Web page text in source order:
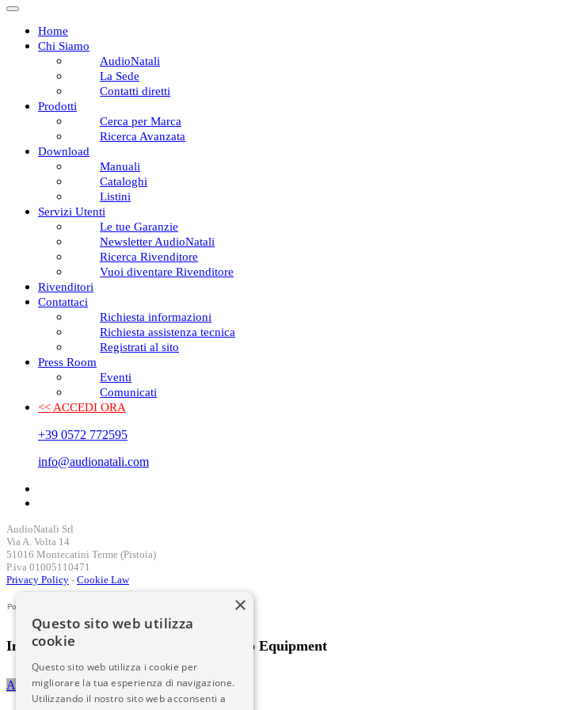
Home
Chi Siamo
AudioNatali
La Sede
Contatti diretti
Prodotti
Cerca per Marca
Ricerca Avanzata
Download
Manuali
Cataloghi
Listini
Servizi Utenti
Le tue Garanzie
Newsletter AudioNatali
Ricerca Rivenditore
Vuoi diventare Rivenditore
Rivenditori
Contattaci
Richiesta informazioni
Richiesta assistenza tecnica
Registrati al sito
Press Room
Eventi
Comunicati
<< ACCEDI ORA
+39 0572 772595
info@audionatali.com
AudioNatali Srl
Via A. Volta 14
51016 Montecatini Terme (Pistoia)
P.iva 01005110471
Privacy Policy - Cookie Law
International Distributor Audio & Video Equipment
Accedi al sito
×
Questo sito web utilizza
cookie
Questo sito web utilizza i cookie per
migliorare la tua esperienza di navigazione.
Utilizzando il nostro sito web acconsenti a